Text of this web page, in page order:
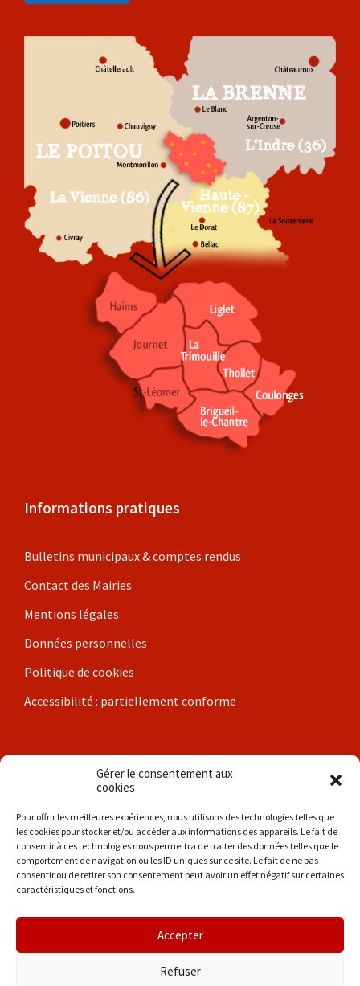
Gérer le consentement aux
cookies
Pour offrir les meilleures expériences, nous utilisons des technologies telles que
les cookies pour stocker et/ou accéder aux informations des appareils. Le fait de
consentir à ces technologies nous permettra de traiter des données telles que le
comportement de navigation ou les ID uniques sur ce site. Le fait de ne pas
consentir ou de retirer son consentement peut avoir un effet négatif sur certaines
caractéristiques et fonctions.
Accepter
Refuser
Informations pratiques
Bulletins municipaux & comptes rendus
Contact des Mairies
Mentions légales
Données personnelles
Politique de cookies
Accessibilité : partiellement conforme
Nos communes
Coulonges
Les Hérolles
La Trimouille
Thollet